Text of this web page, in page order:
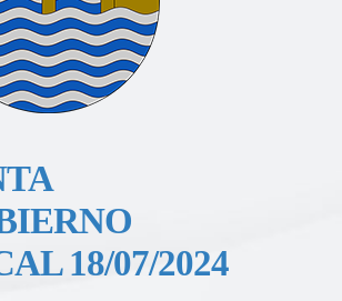
18/07/2024